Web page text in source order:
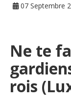
07 Septembre
Ne te
rois